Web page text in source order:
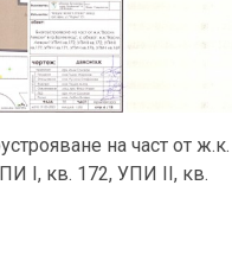
на част от ж.к.
I, кв. 172, УПИ II, кв.